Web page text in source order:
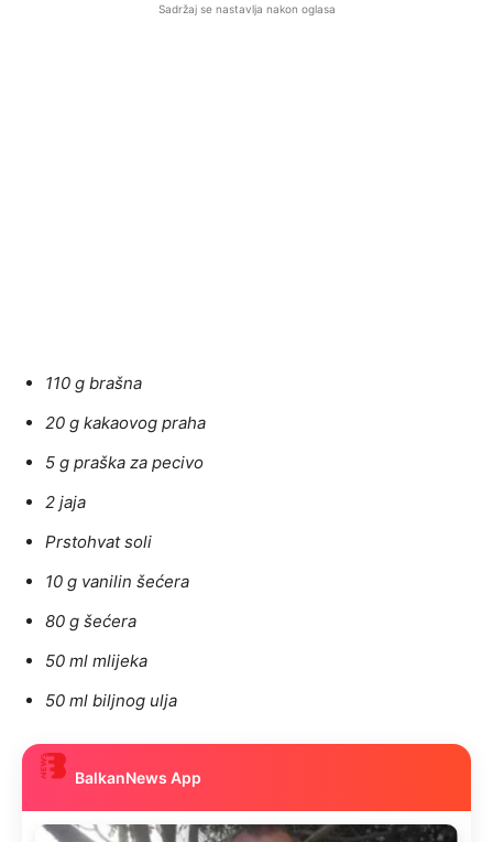
Sadržaj se nastavlja nakon oglasa
110 g brašna
20 g kakaovog praha
5 g praška za pecivo
2 jaja
Prstohvat soli
10 g vanilin šećera
80 g šećera
50 ml mlijeka
50 ml biljnog ulja
BalkanNews App